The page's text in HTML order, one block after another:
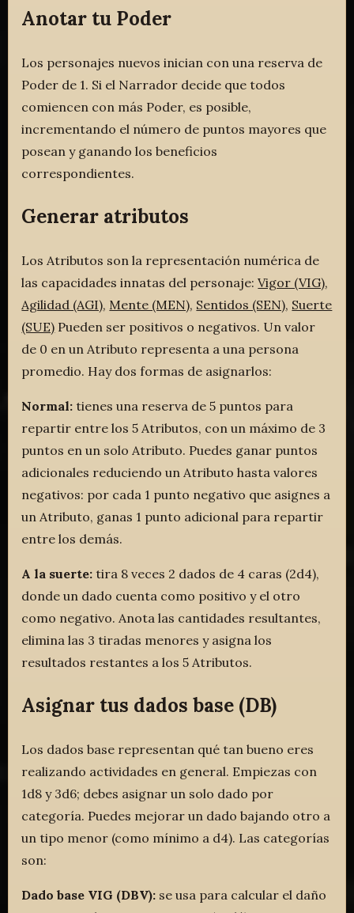
Anotar tu Poder
Los personajes nuevos inician con una reserva de
Poder de 1. Si el Narrador decide que todos
comiencen con más Poder, es posible,
incrementando el número de puntos mayores que
posean y ganando los beneficios
correspondientes.
Generar atributos
Los Atributos son la representación numérica de
las capacidades innatas del personaje:Vigor (VIG),
Agilidad (AGI), Mente (MEN), Sentidos (SEN), Suerte
(SUE) Pueden ser positivos o negativos. Un valor
de 0 en un Atributo representa a una persona
promedio. Hay dos formas de asignarlos:
Normal: tienes una reserva de 5 puntos para
repartir entre los 5 Atributos, con un máximo de 3
puntos en un solo Atributo. Puedes ganar puntos
adicionales reduciendo un Atributo hasta valores
negativos: por cada 1 punto negativo que asignes a
un Atributo, ganas 1 punto adicional para repartir
entre los demás.
A la suerte: tira 8 veces 2 dados de 4 caras (2d4),
donde un dado cuenta como positivo y el otro
como negativo. Anota las cantidades resultantes,
elimina las 3 tiradas menores y asigna los
resultados restantes a los 5 Atributos.
Asignar tus dados base (DB)
Los dados base representan qué tan bueno eres
realizando actividades en general. Empiezas con
1d8 y 3d6; debes asignar un solo dado por
categoría. Puedes mejorar un dado bajando otro a
un tipo menor (como mínimo a d4). Las categorías
son:
Dado base VIG (DBV): se usa para calcular el daño